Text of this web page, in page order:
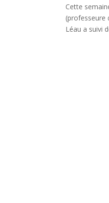
Cette
(professeure
Léau a suivi